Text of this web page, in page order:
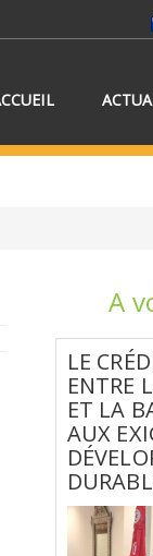
DES PAYS
A
LE
ENTRE
ET LA
AUX